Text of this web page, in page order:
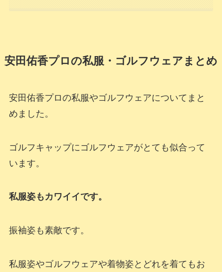
安田佑香プロの私服・ゴルフウェアまとめ
安田佑香プロの私服やゴルフウェアについてまと
めました。
ゴルフキャップにゴルフウェアがとても似合って
います。
私服姿もカワイイです。
振袖姿も素敵です。
私服姿やゴルフウェアや着物姿とどれを着てもお